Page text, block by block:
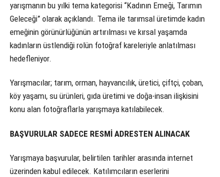
yarışmanın bu yılki tema kategorisi “Kadının Emeği, Tarımın
Geleceği” olarak açıklandı. Tema ile tarımsal üretimde kadın
emeğinin görünürlüğünün artırılması ve kırsal yaşamda
kadınların üstlendiği rolün fotoğraf kareleriyle anlatılması
hedefleniyor.
Yarışmacılar; tarım, orman, hayvancılık, üretici, çiftçi, çoban,
köy yaşamı, su ürünleri, gıda üretimi ve doğa-insan ilişkisini
konu alan fotoğraflarla yarışmaya katılabilecek.
BAŞVURULAR SADECE RESMİ ADRESTEN ALINACAK
Yarışmaya başvurular, belirtilen tarihler arasında internet
üzerinden kabul edilecek. Katılımcıların eserlerini